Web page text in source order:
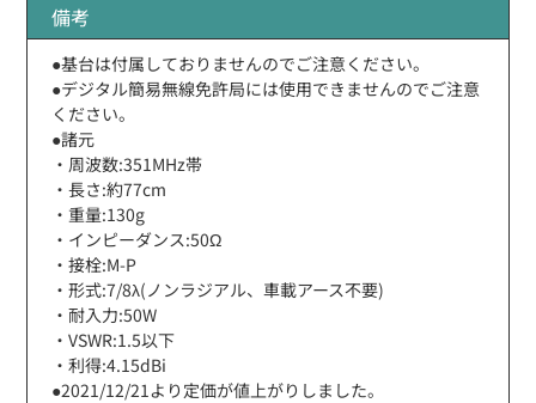
備考
●基台は付属しておりませんのでご注意ください。
●デジタル簡易無線免許局には使用できませんのでご注意
ください。
●諸元
・周波数:351MHz帯
・長さ:約77cm
・重量:130g
・インピーダンス:50Ω
・接栓:M-P
・形式:7/8λ(ノンラジアル、車載アース不要)
・耐入力:50W
・VSWR:1.5以下
・利得:4.15dBi
●2021/12/21より定価が値上がりしました。